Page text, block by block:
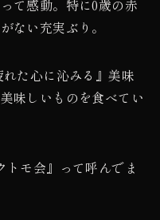
て感動。特に0歳の赤
ない充実ぶり。
た心に沁みる』美味
味しいものを食べてい
モ会』って呼んでま